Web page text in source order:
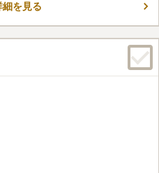
れ、万治元（1658）年4月8日の創
口コミ1件
。最寄り駅周辺に大小人数食事がで
街なので、静かでゆっくりとお参
ています。
細を見る